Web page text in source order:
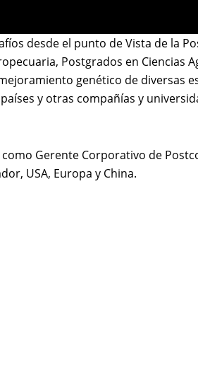
desde el punto de Vista de la
Postgrados en Ciencias
genético de diversas
y otras compañías y
como Gerente Corporativo de
USA, Europa y China.